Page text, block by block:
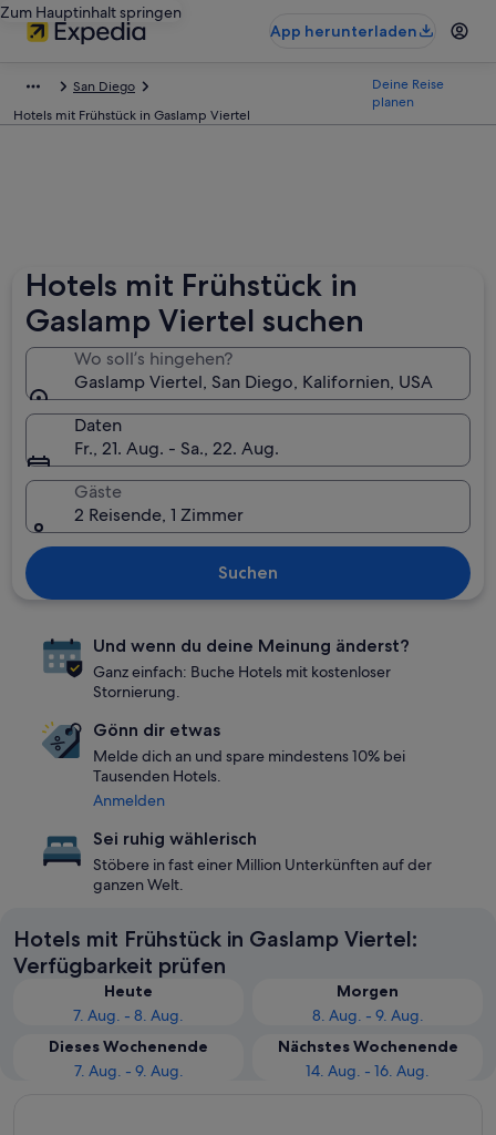
Zum Hauptinhalt springen
App herunterladen
San Diego
Hotels mit Frühstück in Gaslamp Viertel
Deine Reise
planen
Hotels mit Frühstück in
Gaslamp Viertel suchen
Wo soll’s hingehen?
Gaslamp Viertel, San Diego, Kalifornien, USA
Daten
Fr., 21. Aug. - Sa., 22. Aug.
Gäste
2 Reisende, 1 Zimmer
Suchen
Und wenn du deine Meinung änderst?
Ganz einfach: Buche Hotels mit kostenloser
Stornierung.
Gönn dir etwas
Melde dich an und spare mindestens 10% bei
Tausenden Hotels.
Anmelden
Sei ruhig wählerisch
Stöbere in fast einer Million Unterkünften auf der
ganzen Welt.
Hotels mit Frühstück in Gaslamp Viertel:
Verfügbarkeit prüfen
Heute
7. Aug. - 8. Aug.
Morgen
8. Aug. - 9. Aug.
Dieses Wochenende
7. Aug. - 9. Aug.
Nächstes Wochenende
14. Aug. - 16. Aug.